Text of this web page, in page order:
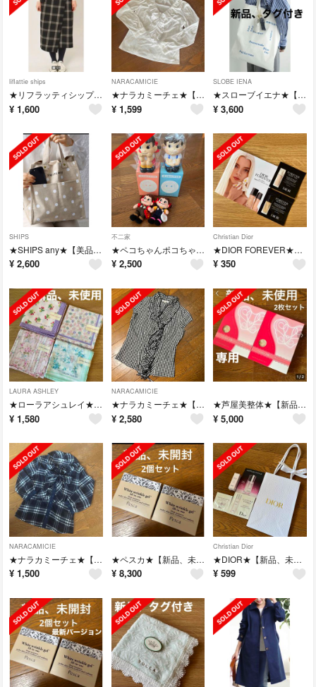
liflattie ships
★リフラッティシップス★【美品】ラップ風チェックスカート
¥ 1,600
NARACAMICIE
★ナラカミーチェ★【美品】長袖シャツ
¥ 1,599
SLOBE IENA
★スローブイエナ★【新品、タグ付き】トートバッグ
¥ 3,600
SHIPS
★SHIPS any★【美品】ドット リネン コットン マーケット トートバッグ
¥ 2,600
不二家
★ペコちゃんポコちゃん貯金箱＆ペコちゃんマスコット人形
¥ 2,500
Christian Dior
★DIOR FOREVER★【新品、未使用】ベース＆リキッドファンデ サンプル
¥ 350
LAURA ASHLEY
★ローラアシュレイ★【新品、未使用】ハンカチ4枚セット
¥ 1,580
NARACAMICIE
★ナラカミーチェ★【美品】ギンガムチェックブラウス
¥ 2,580
★芦屋美整体★【新品、未使用】骨盤スリムスタイルショーツ
¥ 5,000
NARACAMICIE
★ナラカミーチェ★【美品】ボウタイブラウス
¥ 1,500
★ペスカ★【新品、未開封】リンクルホワイトゲル-N オールインワン
¥ 8,300
Christian Dior
★DIOR★【新品、未開封】カプチュールトータルシリーズサンプル＆ショッパー
¥ 599